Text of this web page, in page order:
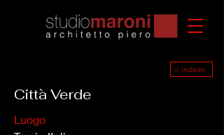
< Indietro
Città Verde
Luogo